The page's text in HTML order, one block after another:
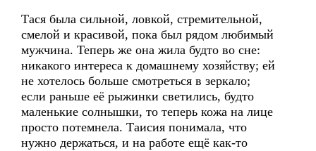
Тася была сильной, ловкой, стремительной,
смелой и красивой, пока был рядом любимый
мужчина. Теперь же она жила будто во сне:
никакого интереса к домашнему хозяйству; ей
не хотелось больше смотреться в зеркало;
если раньше её рыжинки светились, будто
маленькие солнышки, то теперь кожа на лице
просто потемнела. Таисия понимала, что
нужно держаться, и на работе ещё как-то